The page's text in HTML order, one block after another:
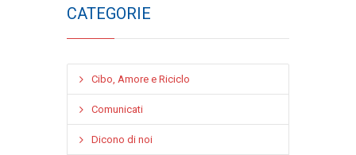
CATEGORIE
Cibo, Amore e Riciclo
Comunicati
Dicono di noi